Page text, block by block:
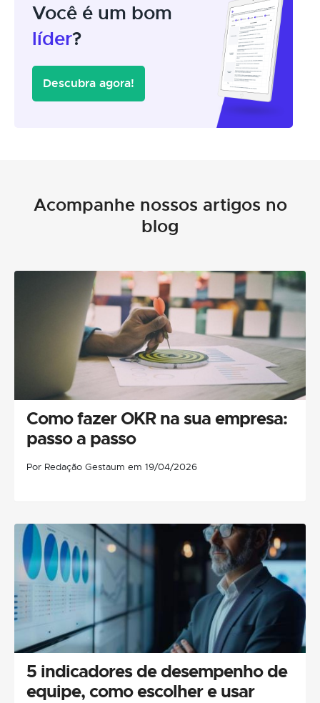
Você é um bom
líder?
Descubra agora!
Acompanhe nossos artigos no
blog
Como fazer OKR na sua empresa:
passo a passo
Por Redação Gestaum em 19/04/2026
5 indicadores de desempenho de
equipe, como escolher e usar